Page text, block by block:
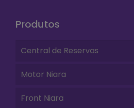
Produtos
Central de Reservas
Motor Niara
Front Niara